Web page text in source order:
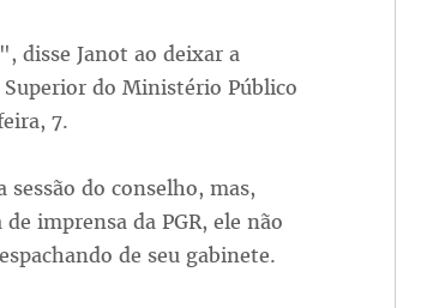
disse Janot ao deixar a
do Ministério Público
7.
sessão do conselho, mas,
imprensa da PGR, ele não
de seu gabinete.